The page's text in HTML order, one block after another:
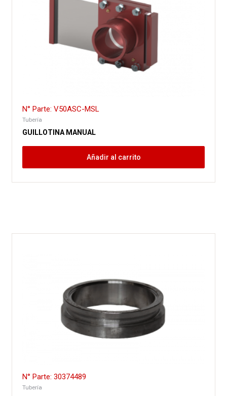
N° Parte: V50ASC-MSL
Tubería
GUILLOTINA MANUAL
Añadir al carrito
N° Parte: 30374489
Tubería